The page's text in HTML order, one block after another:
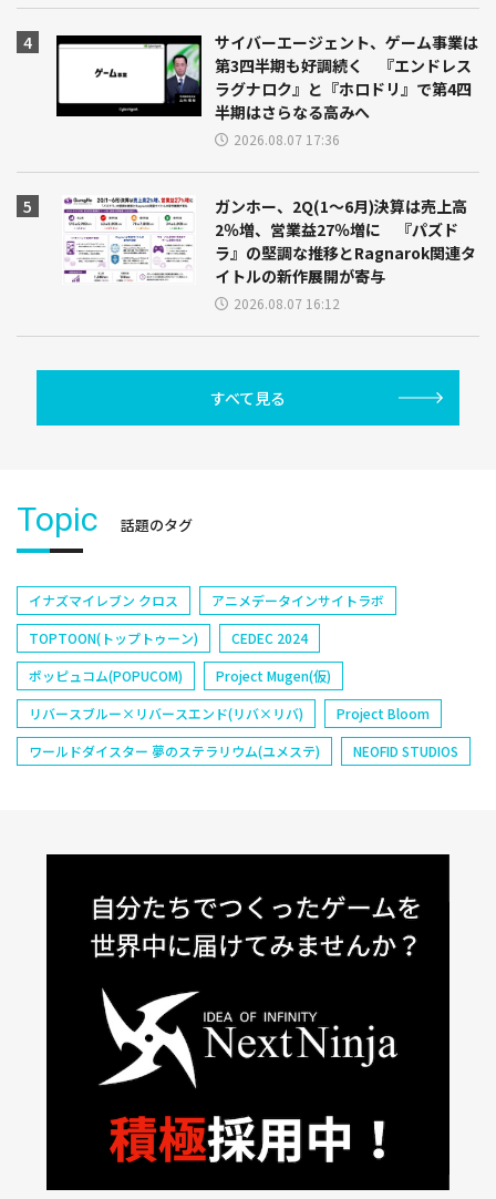
サイバーエージェント、ゲーム事業は
第3四半期も好調続く 『エンドレス
ラグナロク』と『ホロドリ』で第4四
半期はさらなる高みへ
2026.08.07 17:36
ガンホー、2Q(1～6月)決算は売上高
2％増、営業益27％増に 『パズド
ラ』の堅調な推移とRagnarok関連タ
イトルの新作展開が寄与
2026.08.07 16:12
すべて見る
Topic 話題のタグ
イナズマイレブン クロス
アニメデータインサイトラボ
TOPTOON(トップトゥーン)
CEDEC 2024
ポッピュコム(POPUCOM)
Project Mugen(仮)
リバースブルー×リバースエンド(リバ×リバ)
Project Bloom
ワールドダイスター 夢のステラリウム(ユメステ)
NEOFID STUDIOS